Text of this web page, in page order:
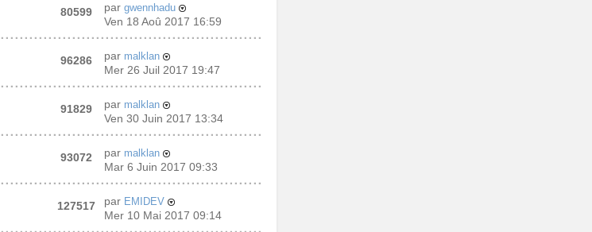
80599 par gwennhadu
Ven 18 Aoû 2017 16:59
96286 par malklan
Mer 26 Juil 2017 19:47
91829 par malklan
Ven 30 Juin 2017 13:34
93072 par malklan
Mar 6 Juin 2017 09:33
127517 par EMIDEV
Mer 10 Mai 2017 09:14